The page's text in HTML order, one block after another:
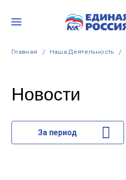
Главная Наша Деятельность
Новости
За период